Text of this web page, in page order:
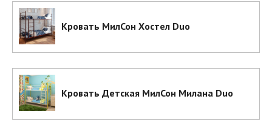
Кровать МилСон Хостел Duo
Кровать Детская МилСон Милана Duo